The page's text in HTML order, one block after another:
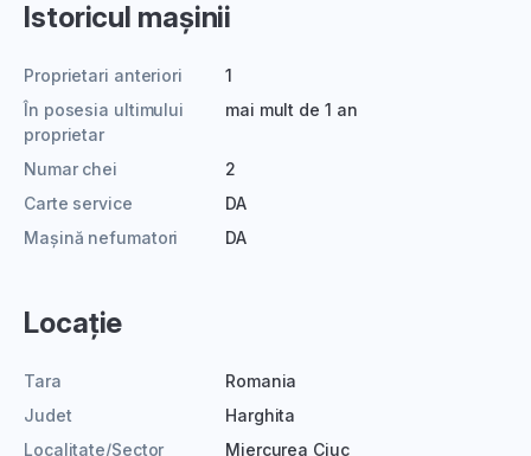
Istoricul mașinii
Proprietari anteriori
1
În posesia ultimului
proprietar
mai mult de 1 an
Numar chei
2
Carte service
DA
Mașină nefumatori
DA
Locație
Tara
Romania
Judet
Harghita
Localitate/Sector
Miercurea Ciuc